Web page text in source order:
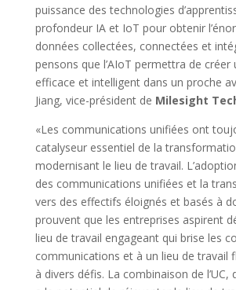
puissance des technologies
profondeur IA et IoT pour obtenir
données collectées, connectées et
pensons que l’AIoT permettra de créer
efficace et intelligent dans un proche
Jiang, vice-président de Milesight
«Les communications unifiées ont
catalyseur essentiel de la
modernisant le lieu de travail.
des communications unifiées et la
vers des effectifs éloignés et basés à
prouvent que les entreprises aspirent
lieu de travail engageant qui brise les
communications et à un lieu de travail
à divers défis. La combinaison de l’UC,